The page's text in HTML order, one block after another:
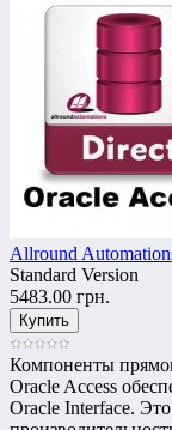
Allround
Standard Version
5483.00 грн.
Компоненты
Oracle Access
Oracle Interface.